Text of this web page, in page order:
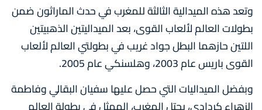
وتعد هذه الميدالية الثالثة للمغرب في حدث الماراثون ضمن
بطولات العالم لألعاب القوى، بعد الميداليتين الذهبيتين
اللتين حازهما البطل جواد غريب في بطولتي العالم لألعاب
القوى باريس عام 2003، وهلسنكي عام 2005.
وبفضل الميداليات التي حصل عليها سفيان البقالي وفاطمة